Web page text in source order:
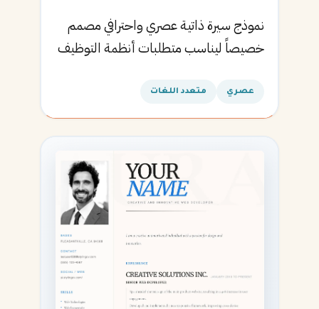
نموذج سيرة ذاتية عصري واحترافي مصمم
خصيصاً ليناسب متطلبات أنظمة التوظيف
القادمة.
عصري متعدد اللغات